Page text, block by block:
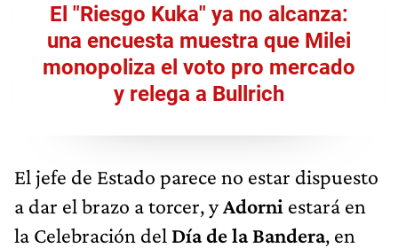
El "Riesgo Kuka" ya no alcanza:
una encuesta muestra que Milei
monopoliza el voto pro mercado
y relega a Bullrich
El jefe de Estado parece no estar dispuesto
a dar el brazo a torcer, yAdorni estará en
la Celebración del Día de la Bandera, en